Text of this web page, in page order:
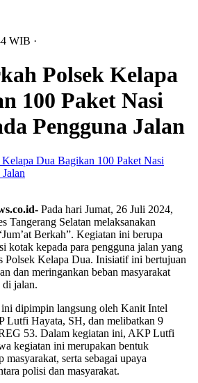
WIB ·
Polsek Kelapa
100 Paket Nasi
Pengguna Jalan
Pada hari Jumat, 26 Juli 2024,
Tangerang Selatan melaksanakan
Berkah”. Kegiatan ini berupa
kotak kepada para pengguna jalan yang
Polsek Kelapa Dua. Inisiatif ini bertujuan
dan meringankan beban masyarakat
di jalan.
ini dipimpin langsung oleh Kanit Intel
Lutfi Hayata, SH, dan melibatkan 9
53. Dalam kegiatan ini, AKP Lutfi
kegiatan ini merupakan bentuk
serta sebagai upaya
polisi dan masyarakat.